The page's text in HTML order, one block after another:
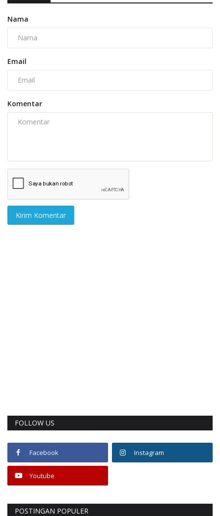
Nama
Email
Komentar
Kirim Komentar
FOLLOW US
Facebook Instagram
Youtube
POSTINGAN POPULER